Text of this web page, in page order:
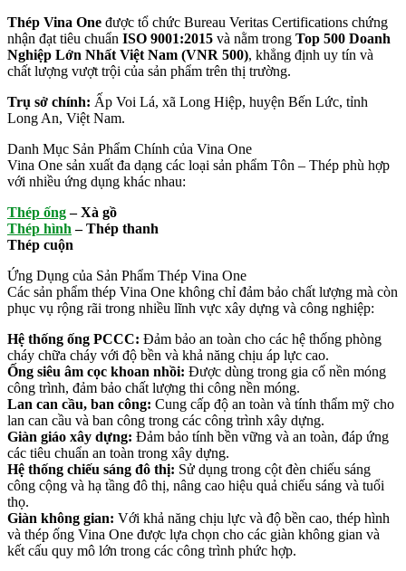
Thép Vina One được tổ chức Bureau Veritas Certifications chứng
nhận đạt tiêu chuẩn ISO 9001:2015 và nằm trong Top 500 Doanh
Nghiệp Lớn Nhất Việt Nam (VNR 500), khẳng định uy tín và
chất lượng vượt trội của sản phẩm trên thị trường.
Trụ sở chính: Ấp Voi Lá, xã Long Hiệp, huyện Bến Lức, tỉnh
Long An, Việt Nam.
Danh Mục Sản Phẩm Chính của Vina One
Vina One sản xuất đa dạng các loại sản phẩm Tôn – Thép phù hợp
với nhiều ứng dụng khác nhau:
Thép ống– Xà gồ
Thép hình – Thép thanh
Thép cuộn
Ứng Dụng của Sản Phẩm Thép Vina One
Các sản phẩm thép Vina One không chỉ đảm bảo chất lượng mà còn
phục vụ rộng rãi trong nhiều lĩnh vực xây dựng và công nghiệp:
Hệ thống ống PCCC: Đảm bảo an toàn cho các hệ thống phòng
cháy chữa cháy với độ bền và khả năng chịu áp lực cao.
Ống siêu âm cọc khoan nhồi: Được dùng trong gia cố nền móng
công trình, đảm bảo chất lượng thi công nền móng.
Lan can cầu, ban công: Cung cấp độ an toàn và tính thẩm mỹ cho
lan can cầu và ban công trong các công trình xây dựng.
Giàn giáo xây dựng: Đảm bảo tính bền vững và an toàn, đáp ứng
các tiêu chuẩn an toàn trong xây dựng.
Hệ thống chiếu sáng đô thị: Sử dụng trong cột đèn chiếu sáng
công cộng và hạ tầng đô thị, nâng cao hiệu quả chiếu sáng và tuổi
thọ.
Giàn không gian: Với khả năng chịu lực và độ bền cao, thép hình
và thép ống Vina One được lựa chọn cho các giàn không gian và
kết cấu quy mô lớn trong các công trình phức hợp.